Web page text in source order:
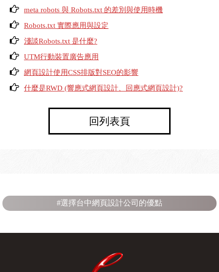
meta robots 與 Robots.txt 的差別與使用時機
Robots.txt 實際應用與設定
淺談Robots.txt 是什麼?
UTM行動裝置廣告應用
網頁設計使用CSS排版對SEO的影響
什麼是RWD (響應式網頁設計、回應式網頁設計)?
回列表頁
#選擇台中網頁設計公司的優點